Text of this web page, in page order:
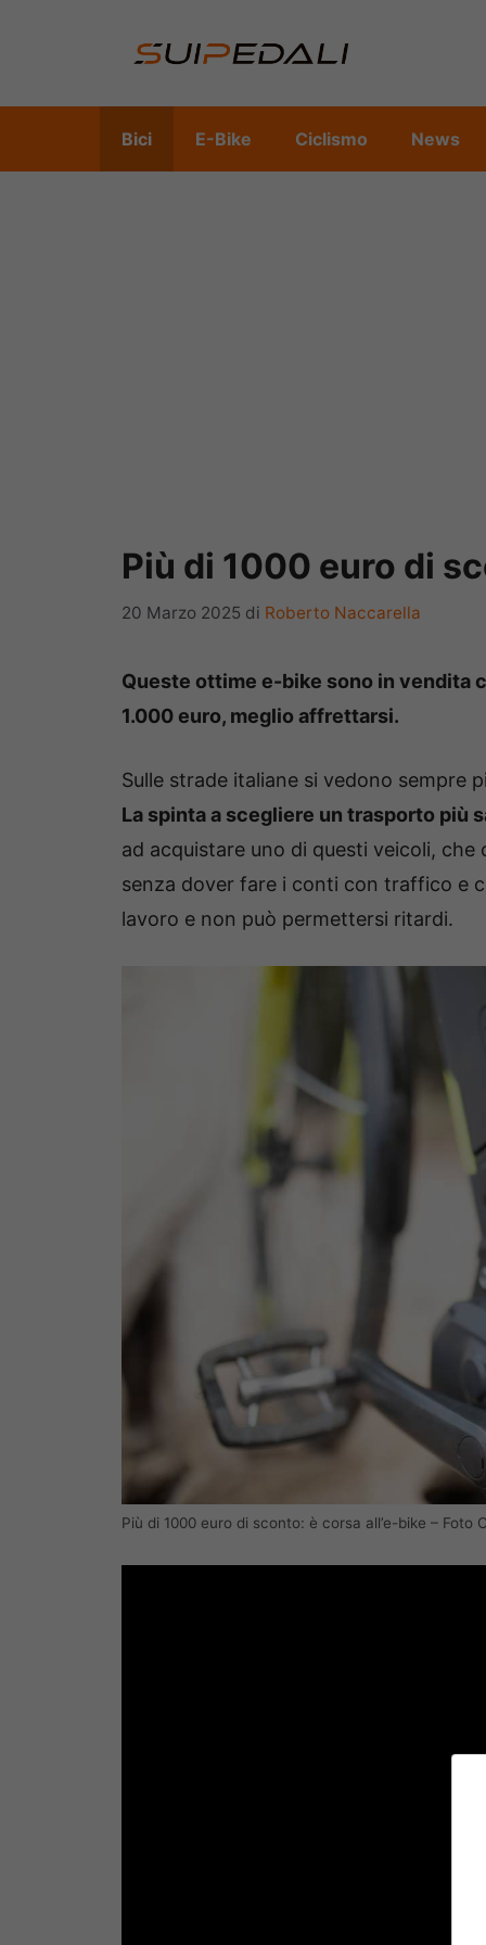
Bici E-Bike Ciclismo News
Più di 1000 euro di
20 Marzo 2025 di Roberto Naccarella
Queste ottime e-bike sono in vendita
1.000 euro, meglio affrettarsi.
Sulle strade italiane si vedono sempre
La spinta a scegliere un trasporto più
ad acquistare uno di questi veicoli,
senza dover fare i conti con traffico e
lavoro e non può permettersi ritardi.
Più di 1000 euro di sconto: è corsa all’e-bike – Foto